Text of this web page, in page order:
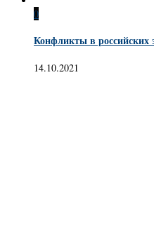
0
Конфликты в российских
14.10.2021